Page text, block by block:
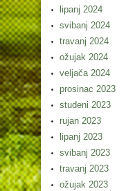
lipanj 2024
svibanj 2024
travanj 2024
ožujak 2024
veljača 2024
prosinac 2023
studeni 2023
rujan 2023
lipanj 2023
svibanj 2023
travanj 2023
ožujak 2023